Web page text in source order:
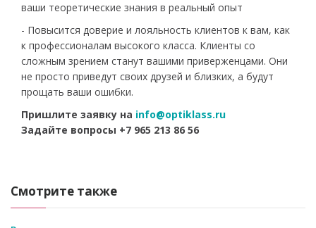
ваши теоретические знания в реальный опыт
- Повысится доверие и лояльность клиентов к вам, как
к профессионалам высокого класса. Клиенты со
сложным зрением станут вашими приверженцами. Они
не просто приведут своих друзей и близких, а будут
прощать ваши ошибки.
Пришлите заявку на info@optiklass.ru
Задайте вопросы +7 965 213 86 56
Смотрите также